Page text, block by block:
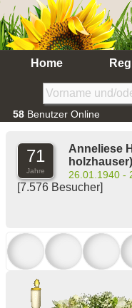
Home
58 Benutzer Online
71
Jahre
Anneliese
holzhauser)
26.01.1940 -
[7.576 Besucher]